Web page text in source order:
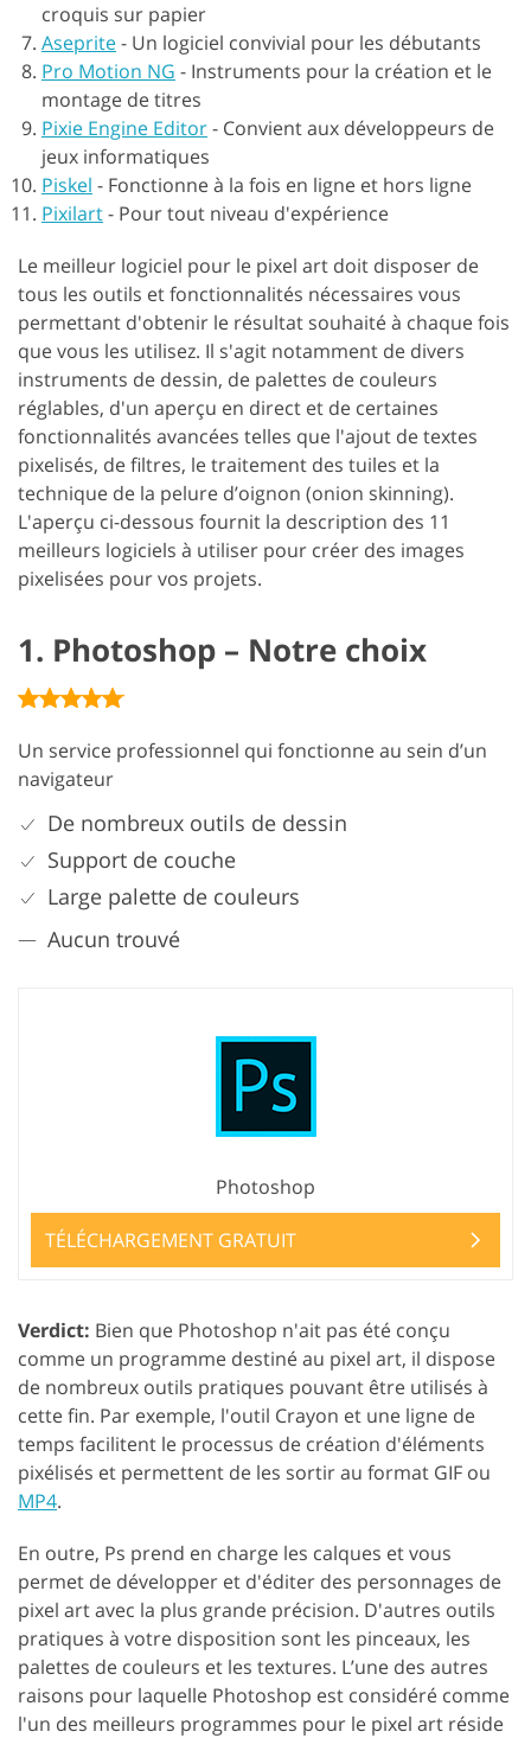
croquis sur papier
Aseprite- Un logiciel convivial pour les débutants
Pro Motion NG - Instruments pour la création et le
montage de titres
Pixie Engine Editor- Convient aux développeurs de
jeux informatiques
Piskel - Fonctionne à la fois en ligne et hors ligne
Pixilart- Pour tout niveau d'expérience
Le meilleur logiciel pour le pixel art doit disposer de
tous les outils et fonctionnalités nécessaires vous
permettant d'obtenir le résultat souhaité à chaque fois
que vous les utilisez. Il s'agit notamment de divers
instruments de dessin, de palettes de couleurs
réglables, d'un aperçu en direct et de certaines
fonctionnalités avancées telles que l'ajout de textes
pixelisés, de filtres, le traitement des tuiles et la
technique de la pelure d’oignon (onion skinning).
L'aperçu ci-dessous fournit la description des 11
meilleurs logiciels à utiliser pour créer des images
pixelisées pour vos projets.
1. Photoshop – Notre choix
Un service professionnel qui fonctionne au sein d’un
navigateur
De nombreux outils de dessin
Support de couche
Large palette de couleurs
Aucun trouvé
Photoshop
TÉLÉCHARGEMENT GRATUIT
Verdict: Bien que Photoshop n'ait pas été conçu
comme un programme destiné au pixel art, il dispose
de nombreux outils pratiques pouvant être utilisés à
cette fin. Par exemple, l'outil Crayon et une ligne de
temps facilitent le processus de création d'éléments
pixélisés et permettent de les sortir au format GIF ou
MP4.
En outre, Ps prend en charge les calques et vous
permet de développer et d'éditer des personnages de
pixel art avec la plus grande précision. D'autres outils
pratiques à votre disposition sont les pinceaux, les
palettes de couleurs et les textures. L’une des autres
raisons pour laquelle Photoshop est considéré comme
l'un des meilleurs programmes pour le pixel art réside